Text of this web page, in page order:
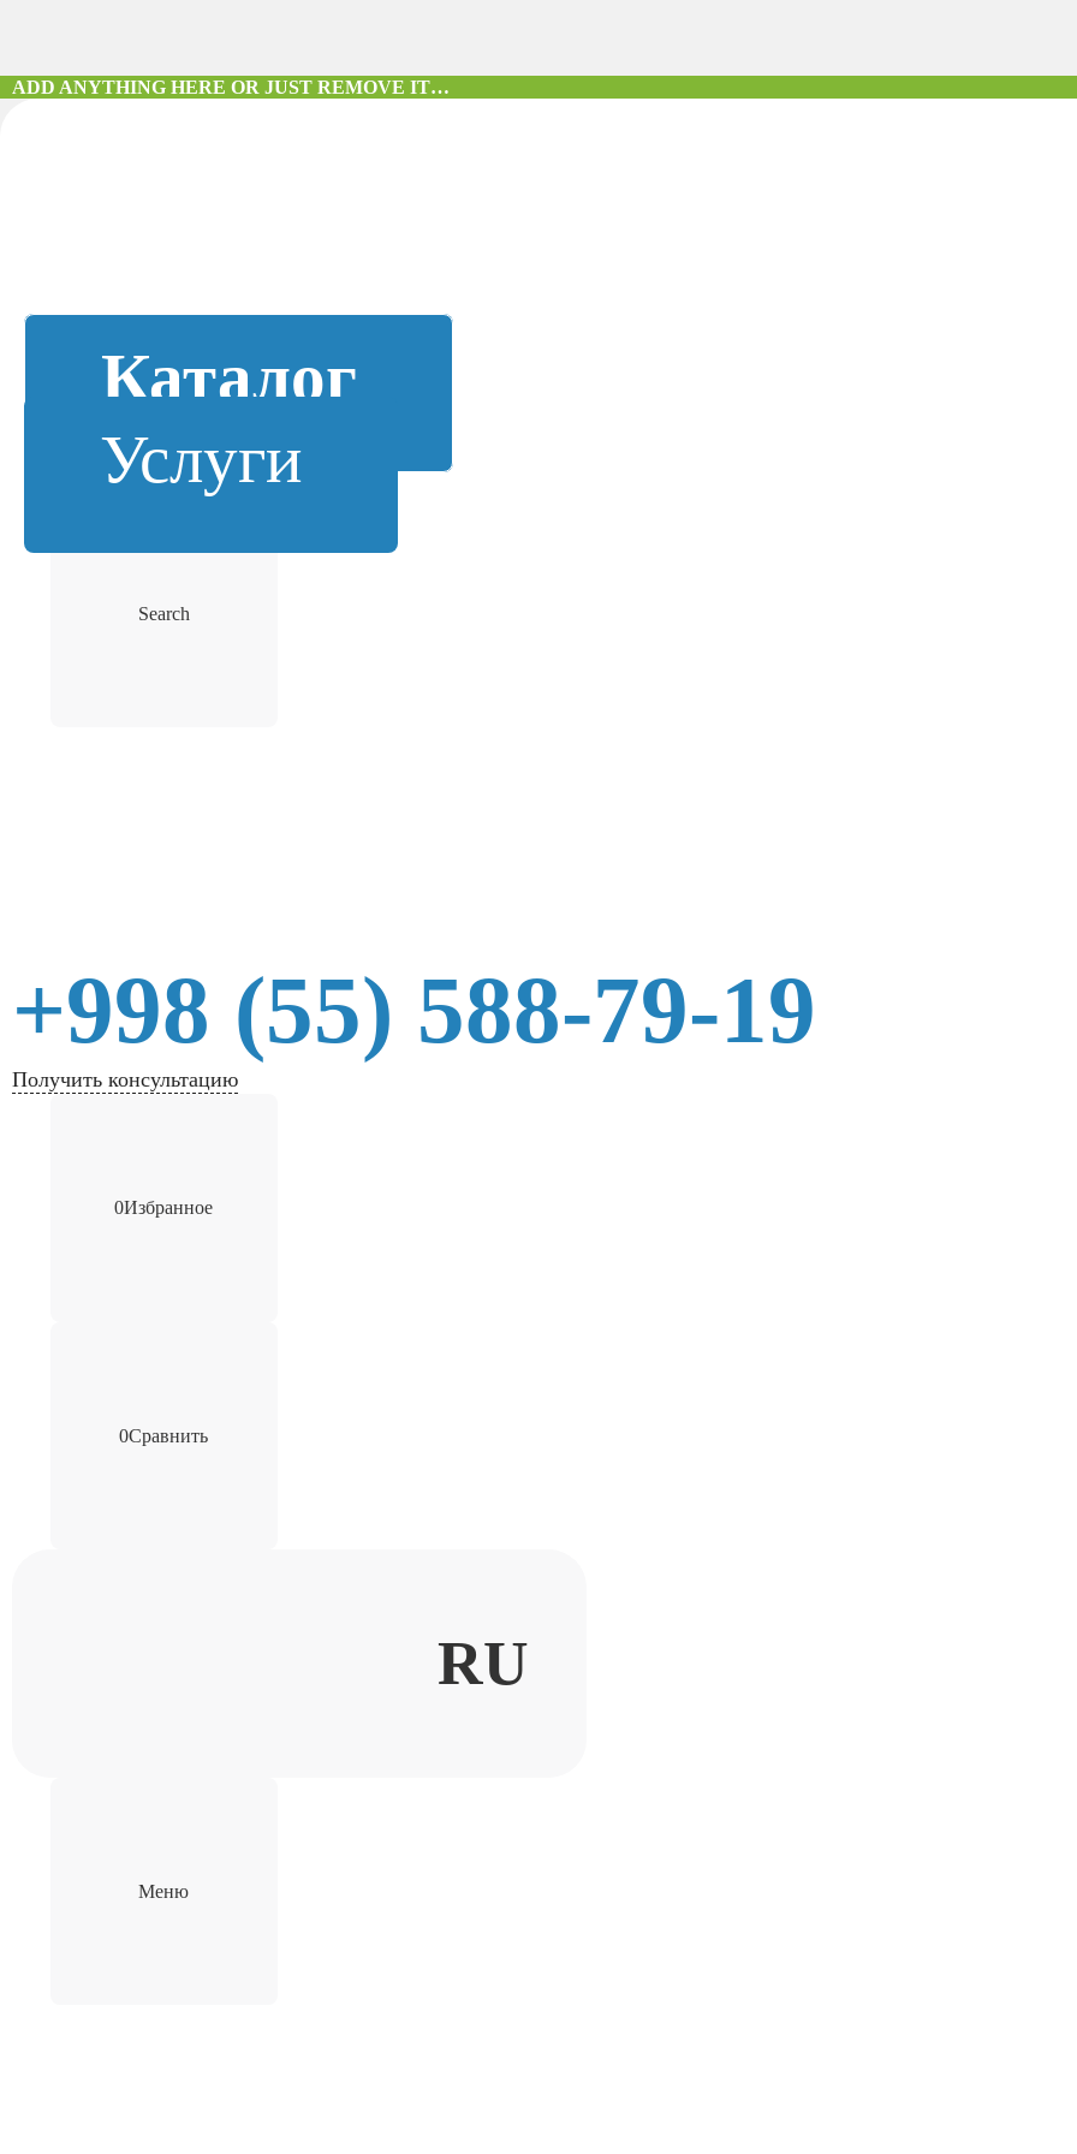
ADD ANYTHING HERE OR JUST REMOVE IT…
Каталог
Услуги
Search
+998 (55) 588-79-19
Получить консультацию
0Избранное
0Сравнить
RU
Меню